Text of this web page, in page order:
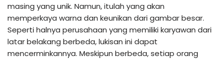
masing yang unik. Namun, itulah yang akan
memperkaya warna dan keunikan dari gambar besar.
Seperti halnya perusahaan yang memiliki karyawan dari
latar belakang berbeda, lukisan ini dapat
mencerminkannya. Meskipun berbeda, setiap orang